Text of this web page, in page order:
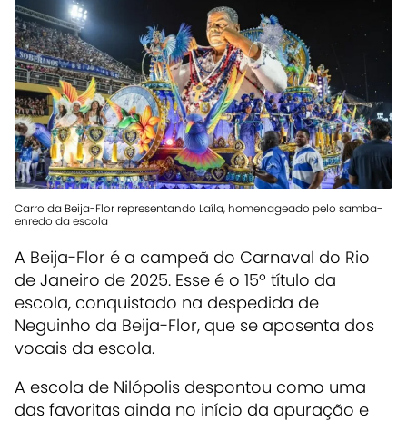
Carro da Beija-Flor representando Laíla, homenageado pelo samba-
enredo da escola
A Beija-Flor é a campeã do Carnaval do Rio
de Janeiro de 2025. Esse é o 15º título da
escola, conquistado na despedida de
Neguinho da Beija-Flor, que se aposenta dos
vocais da escola.
A escola de Nilópolis despontou como uma
das favoritas ainda no início da apuração e